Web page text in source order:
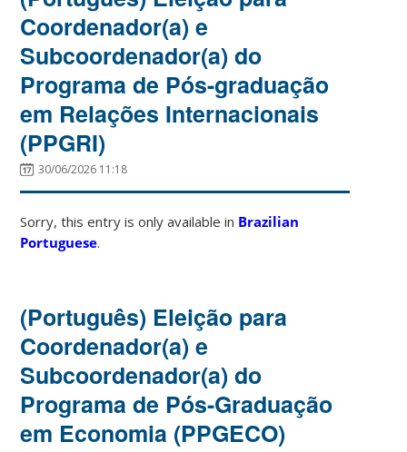
Coordenador(a) e
Subcoordenador(a) do
Programa de Pós-graduação
em Relações Internacionais
(PPGRI)
30/06/2026 11:18
Sorry, this entry is only available in Brazilian
Portuguese.
(Português) Eleição para
Coordenador(a) e
Subcoordenador(a) do
Programa de Pós-Graduação
em Economia (PPGECO)